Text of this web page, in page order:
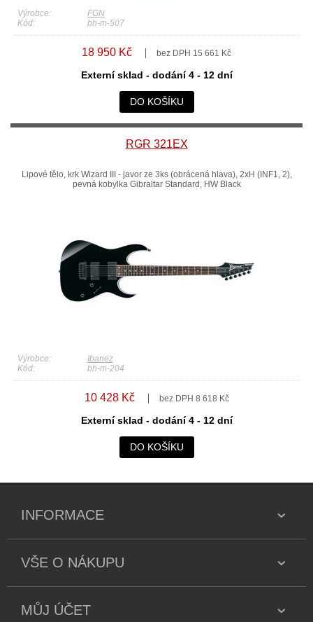
Výrobce:
FGN
Kód:
bh-m-507
18 950 Kč bez DPH 15 661 Kč
Externí sklad - dodání 4 - 12 dní
DO KOŠÍKU
RGR 321EX
Lipové tělo, krk Wizard III - javor ze 3ks (obrácená hlava), 2xH (INF1, 2),
pevná kobylka Gibraltar Standard, HW Black
Výrobce:
Ibanez
Kód:
bh-m-204
10 428 Kč bez DPH 8 618 Kč
Externí sklad - dodání 4 - 12 dní
DO KOŠÍKU
INFORMACE
VŠE O NÁKUPU
MŮJ ÚČET